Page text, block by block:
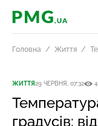
PMG.ua
Головна Життя
ЖИТТЯ29 ЧЕРВНЯ, 07:32
градусів: